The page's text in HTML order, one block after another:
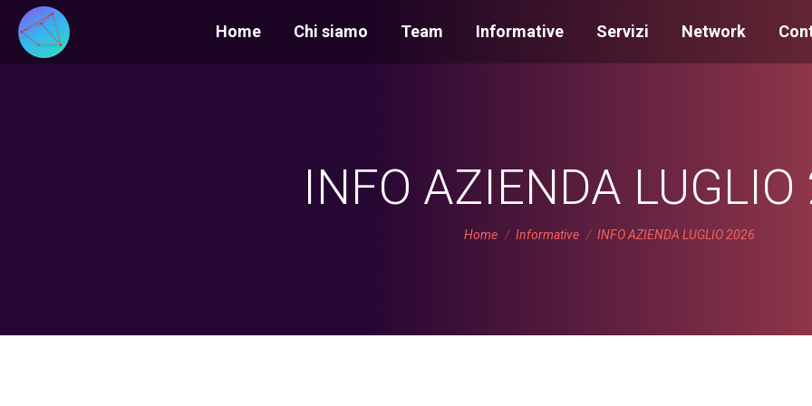
Home Chi siamo Team Informative Servizi Network
INFO AZIENDA
You are here:
Home Informative INFO AZIENDA LUGLIO 2026